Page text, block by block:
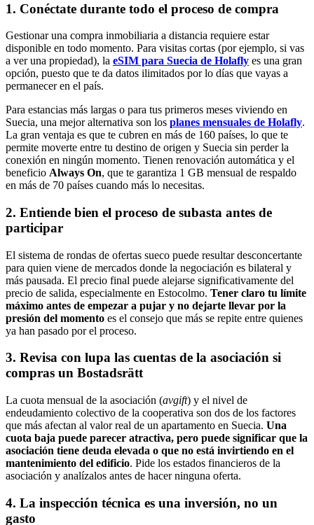
1. Conéctate durante todo el proceso de compra
Gestionar una compra inmobiliaria a distancia requiere estar
disponible en todo momento. Para visitas cortas (por ejemplo, si vas
a ver una propiedad), la eSIM para Suecia de Holafly es una gran
opción, puesto que te da datos ilimitados por lo días que vayas a
permanecer en el país.
Para estancias más largas o para tus primeros meses viviendo en
Suecia, una mejor alternativa son los planes mensuales de Holafly.
La gran ventaja es que te cubren en más de 160 países, lo que te
permite moverte entre tu destino de origen y Suecia sin perder la
conexión en ningún momento. Tienen renovación automática y el
beneficio Always On, que te garantiza 1 GB mensual de respaldo
en más de 70 países cuando más lo necesitas.
2. Entiende bien el proceso de subasta antes de
participar
El sistema de rondas de ofertas sueco puede resultar desconcertante
para quien viene de mercados donde la negociación es bilateral y
más pausada. El precio final puede alejarse significativamente del
precio de salida, especialmente en Estocolmo. Tener claro tu límite
máximo antes de empezar a pujar y no dejarte llevar por la
presión del momento es el consejo que más se repite entre quienes
ya han pasado por el proceso.
3. Revisa con lupa las cuentas de la asociación si
compras un Bostadsrätt
La cuota mensual de la asociación (avgift) y el nivel de
endeudamiento colectivo de la cooperativa son dos de los factores
que más afectan al valor real de un apartamento en Suecia. Una
cuota baja puede parecer atractiva, pero puede significar que la
asociación tiene deuda elevada o que no está invirtiendo en el
mantenimiento del edificio. Pide los estados financieros de la
asociación y analízalos antes de hacer ninguna oferta.
4. La inspección técnica es una inversión, no un
gasto